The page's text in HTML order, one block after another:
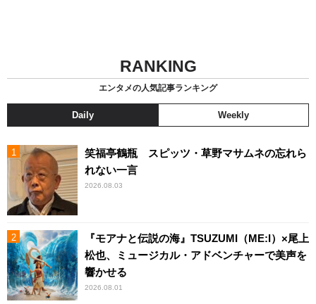
RANKING
エンタメの人気記事ランキング
Daily Weekly
笑福亭鶴瓶 スピッツ・草野マサムネの忘れら
れない一言
2026.08.03
『モアナと伝説の海』TSUZUMI（ME:I）×尾上
松也、ミュージカル・アドベンチャーで美声を
響かせる
2026.08.01